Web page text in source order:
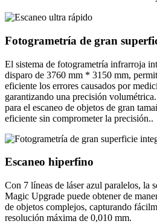
Fotogrametría de gran
El sistema de fotogrametría infrarroja
disparo de 3760 mm * 3150 mm,
eficiente los errores causados por
garantizando una precisión
para el escaneo de objetos de gran
eficiente sin comprometer la precisión..
Escaneo hiperfino
Con 7 líneas de láser azul paralelos, la
Magic Upgrade puede obtener de
de objetos complejos, capturando
resolución máxima de 0,010 mm.